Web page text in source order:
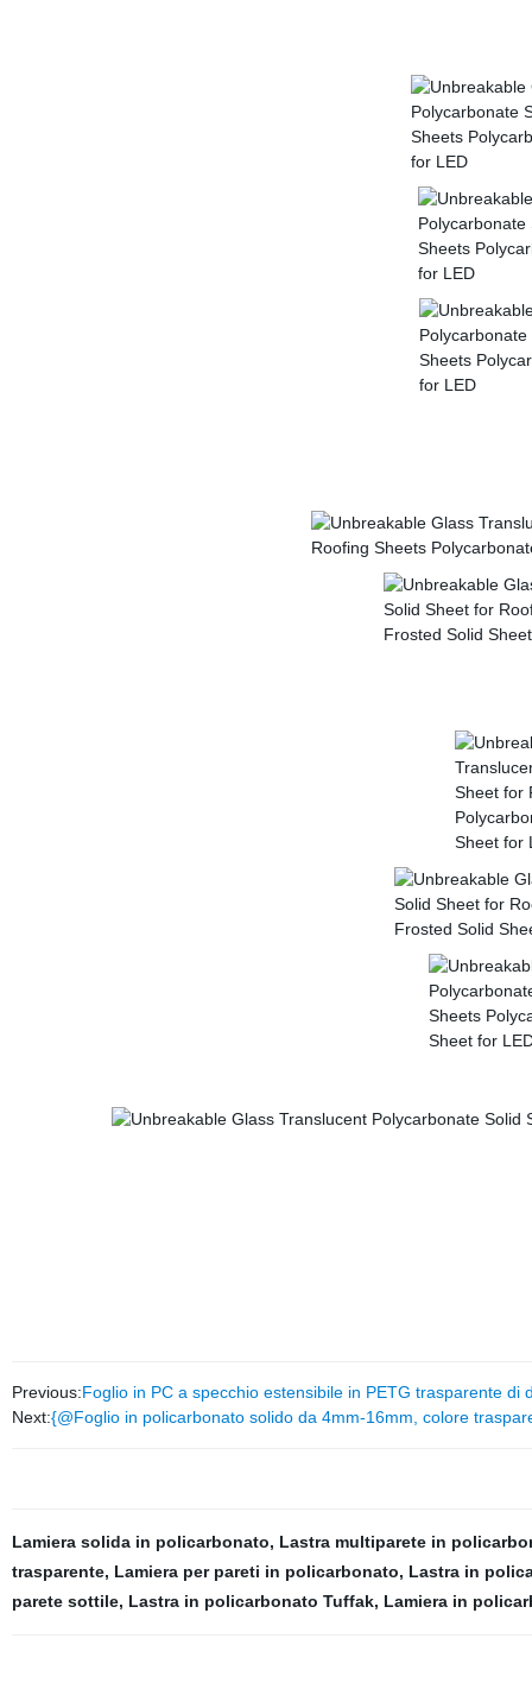
Previous:Foglio in PC a specchio estensibile in PETG trasparente di
Next:{@Foglio in policarbonato solido da 4mm-16mm, colore
Lamiera solida in policarbonato, Lastra multiparete in
trasparente, Lamiera per pareti in policarbonato, Lastra in
parete sottile, Lastra in policarbonato Tuffak, Lamiera in